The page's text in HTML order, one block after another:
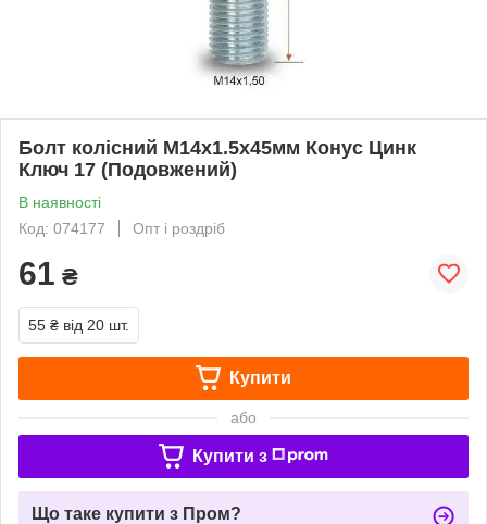
Болт колісний М14x1.5x45мм Конус Цинк
Ключ 17 (Подовжений)
В наявності
Код: 074177
Опт і роздріб
61 ₴
55 ₴ від 20 шт.
Купити
або
Купити з
Що таке купити з Пром?